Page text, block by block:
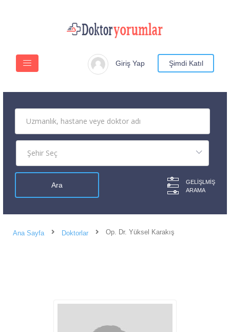
Giriş Yap Şimdi Katıl
GELIŞLMIŞ
ARAMA
Ana Sayfa Doktorlar Op. Dr. Yüksel Karakış